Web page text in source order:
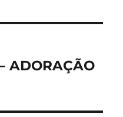
ADORAÇÃO